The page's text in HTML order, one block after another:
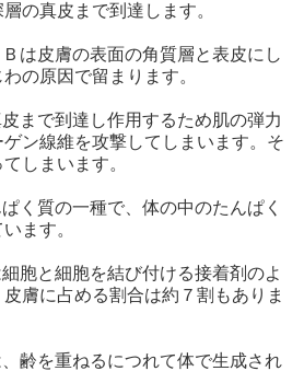
の真皮まで到達します。
は皮膚の表面の角質層と表皮にし
の原因で留まります。
まで到達し作用するため肌の弾力
ン線維を攻撃してしまいます。そ
しまいます。
く質の一種で、体の中のたんぱく
ます。
胞と細胞を結び付ける接着剤のよ
膚に占める割合は約７割もありま
齢を重ねるにつれて体で生成され